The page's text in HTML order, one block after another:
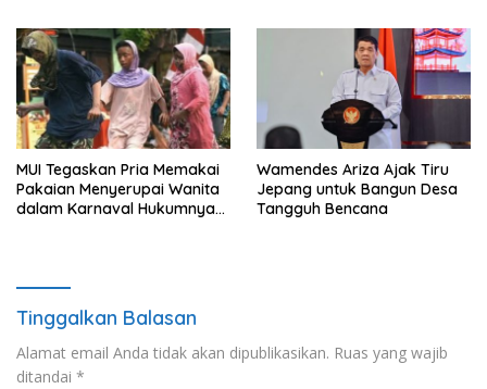
MUI Tegaskan Pria Memakai
Pakaian Menyerupai Wanita
dalam Karnaval Hukumnya
Wamendes Ariza Ajak Tiru
Jepang untuk Bangun Desa
Tangguh Bencana
Tinggalkan Balasan
Alamat email Anda tidak akan dipublikasikan. Ruas yang wajib
ditandai *